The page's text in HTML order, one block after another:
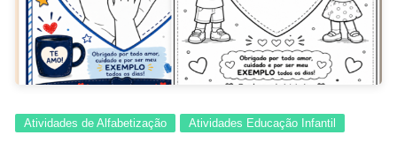
Atividades de Alfabetização Atividades Educação Infantil